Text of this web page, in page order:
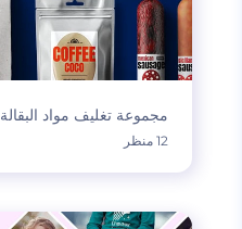
مجموعة تغليف مواد البقالة
12 منظر